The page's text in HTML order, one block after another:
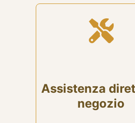
Assistenza
negozio